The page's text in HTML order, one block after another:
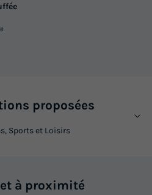
proposées
Sports et Loisirs
à proximité